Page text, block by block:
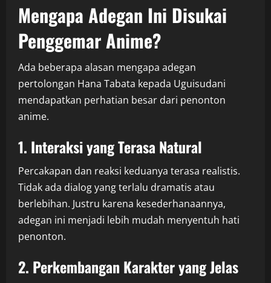
Mengapa Adegan Ini Disukai
Penggemar Anime?
Ada beberapa alasan mengapa adegan
pertolongan Hana Tabata kepada Uguisudani
mendapatkan perhatian besar dari penonton
anime.
1. Interaksi yang Terasa Natural
Percakapan dan reaksi keduanya terasa realistis.
Tidak ada dialog yang terlalu dramatis atau
berlebihan. Justru karena kesederhanaannya,
adegan ini menjadi lebih mudah menyentuh hati
penonton.
2. Perkembangan Karakter yang Jelas